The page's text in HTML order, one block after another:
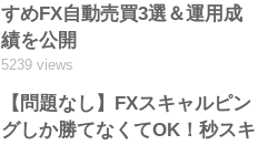
すめFX自動売買3選＆運用成
績を公開
5239 views
【問題なし】FXスキャルピン
グしか勝てなくてOK！秒スキ